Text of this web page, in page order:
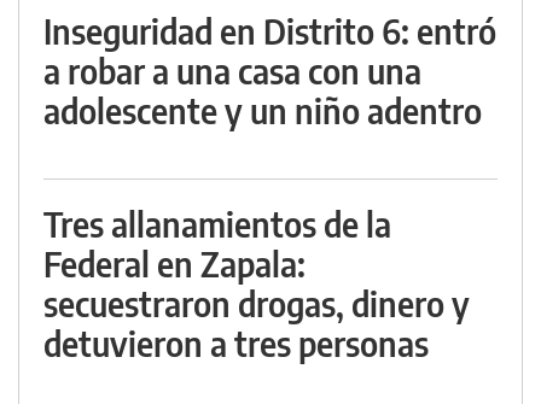
Inseguridad en Distrito 6: entró
a robar a una casa con una
adolescente y un niño adentro
Tres allanamientos de la
Federal en Zapala:
secuestraron drogas, dinero y
detuvieron a tres personas